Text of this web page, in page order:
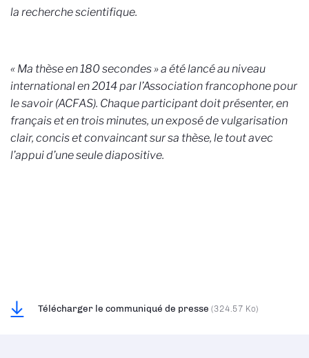
la recherche scientifique.
« Ma thèse en 180 secondes » a été lancé au niveau
international en 2014 par l’Association francophone pour
le savoir (ACFAS). Chaque participant doit présenter, en
français et en trois minutes, un exposé de vulgarisation
clair, concis et convaincant sur sa thèse, le tout avec
l’appui d’une seule diapositive.
Télécharger le communiqué de presse (324.57 Ko)